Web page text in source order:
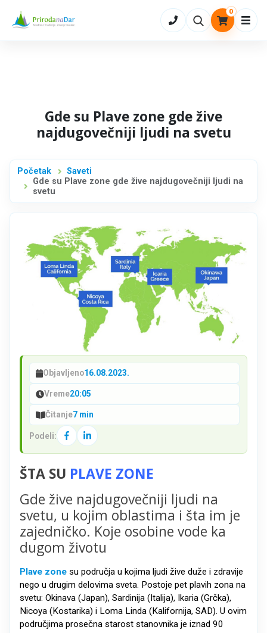
0
Gde su Plave zone gde žive
najdugovečniji ljudi na svetu
Početak
Saveti
Gde su Plave zone gde žive najdugovečniji ljudi na
svetu
Objavljeno16.08.2023.
Vreme20:05
Čitanje7 min
Podeli:
ŠTA SU PLAVE ZONE
Gde žive najdugovečniji ljudi na
svetu, u kojim oblastima i šta im je
zajedničko. Koje osobine vode ka
dugom životu
Plave zone su područja u kojima ljudi žive duže i zdravije
nego u drugim delovima sveta. Postoje pet plavih zona na
svetu: Okinava (Japan), Sardinija (Italija), Ikaria (Grčka),
Nicoya (Kostarika) i Loma Linda (Kalifornija, SAD). U ovim
područjima prosečna starost stanovnika je iznad 90